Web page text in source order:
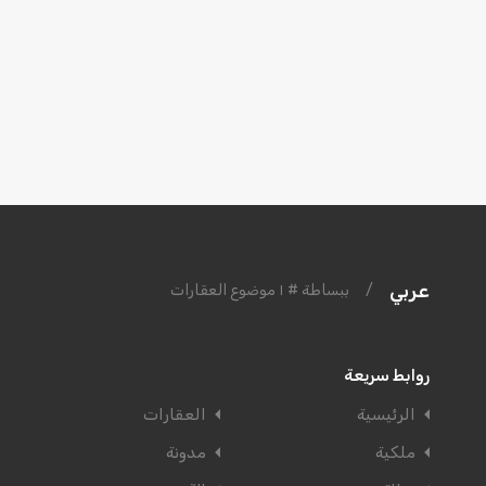
عربي / ببساطة # ١ موضوع العقارات
روابط سريعة
الرئيسية
العقارات
ملكية
مدونة